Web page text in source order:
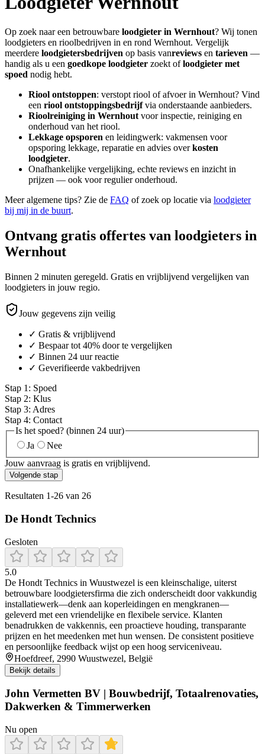
Op zoek naar een betrouwbare loodgieter in Wernhout? Wij tonen
loodgieters en rioolbedrijven in en rond Wernhout. Vergelijk
meerdere loodgietersbedrijven op basis vanreviews en tarieven —
handig als u een goedkope loodgieter zoekt ofloodgieter met
spoed nodig hebt.
Riool ontstoppen: verstopt riool of afvoer in Wernhout? Vind
een riool ontstoppingsbedrijfvia onderstaande aanbieders.
Rioolreiniging in Wernhout voor inspectie, reiniging en
onderhoud van het riool.
Lekkage opsporen en leidingwerk: vakmensen voor
opsporing lekkage, reparatie en advies overkosten
loodgieter.
Onafhankelijke vergelijking, echte reviews en inzicht in
prijzen — ook voor regulier onderhoud.
Meer algemene tips? Zie de FAQ of zoek op locatie via loodgieter
bij mij in de buurt.
Ontvang gratis offertes van loodgieters in
Wernhout
Binnen 2 minuten geregeld. Gratis en vrijblijvend vergelijken van
loodgieters in jouw regio.
Jouw gegevens zijn veilig
✓ Gratis & vrijblijvend
✓ Bespaar tot 40% door te vergelijken
✓ Binnen 24 uur reactie
✓ Geverifieerde vakbedrijven
Stap 1 : Spoed
Stap 2: Klus
Stap 3: Adres
Stap 4: Contact
Is het spoed? (binnen 24 uur)
Ja
Nee
Jouw aanvraag is gratis en vrijblijvend.
Volgende stap
Resultaten 1-26 van 26
De Hondt Technics
Gesloten
5.0
De Hondt Technics in Wuustwezel is een kleinschalige, uiterst
betrouwbare loodgietersfirma die zich onderscheidt door vakkundig
installatiewerk—denk aan koperleidingen en mengkranen—
geleverd met een vriendelijke en flexibele service. Klanten
benadrukken de vakkennis, een proactieve houding, transparante
prijzen en het meedenken met hun wensen. De consistent positieve
en persoonlijke feedback wijst op een hoog serviceniveau.
Hoefdreef, 2990 Wuustwezel, België
Bekijk details
John Vermetten BV | Bouwbedrijf, Totaalrenovaties,
Dakwerken & Timmerwerken
Nu open